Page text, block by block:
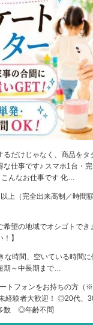
だけじゃなく、商品をタ
な仕事です♪ スマホ1台・
んなお仕事です 化…
上（完全出来高制／時間
希望の地域でオシゴトで
】
な時間、空いている時間
期～中長期まで…
トフォンをお持ちの方（
経験者大歓迎！ ◎20代、
数 ◎年齢不問